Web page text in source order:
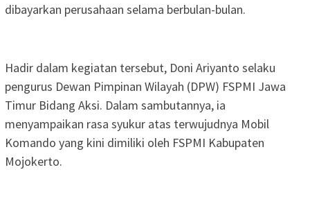
dibayarkan perusahaan selama berbulan-bulan.
Hadir dalam kegiatan tersebut, Doni Ariyanto selaku
pengurus Dewan Pimpinan Wilayah (DPW) FSPMI Jawa
Timur Bidang Aksi. Dalam sambutannya, ia
menyampaikan rasa syukur atas terwujudnya Mobil
Komando yang kini dimiliki oleh FSPMI Kabupaten
Mojokerto.